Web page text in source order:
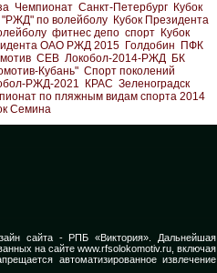
Чемпионат Санкт-Петербург Кубок
по волейболу Кубок Президента
фитнес депо спорт Кубок
ОАО РЖД 2015 Голдобин
ПФК
СЕВ Локобол-2014-РЖД БК
Кубань" Спорт поколений
РЖД-2021
КРАС Зеленоградск
по пляжным видам спорта 2014
Семина
сайта - РПБ «Виктория».
Дальнейшая
на сайте www.rfsolokomotiv.ru, включая
автоматизированное извлечение